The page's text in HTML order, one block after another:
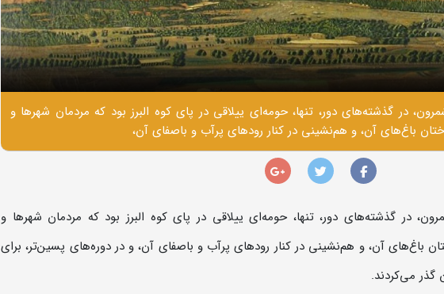
در گذشته‌های دور، تنها، حومه‌ای ییلاقی در پای کوه البرز بود که مردمان شهرها و
باغ‌های آن، و هم‌نشینی در کنار رودهای پرآب و باصفای آن،
در گذشته‌های دور، تنها، حومه‌ای ییلاقی در پای کوه البرز بود که مردمان شهرها و
باغ‌های آن، و هم‌نشینی در کنار رودهای پرآب و باصفای آن، و در دوره‌های پسین‌تر، برای
گذر می‌کردند.